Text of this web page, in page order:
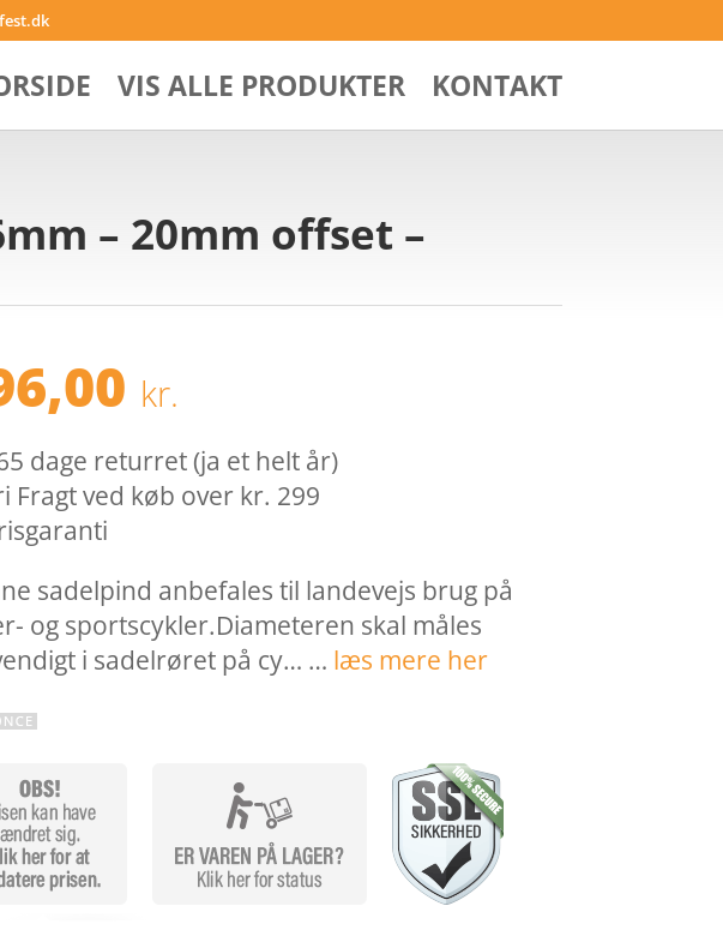
VIS ALLE PRODUKTER KONTAKT
– 20mm offset –
kr.
dage returret (ja et helt år)
Fragt ved køb over kr. 299
sadelpind anbefales til landevejs brug på
og sportscykler.Diameteren skal måles
i sadelrøret på cy… … læs mere her